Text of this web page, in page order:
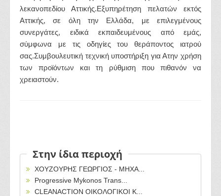
λεκανοπεδίου Αττικής.Εξυπηρέτηση πελατών εκτός
Αττικής, σε όλη την Ελλάδα, με επιλεγμένους
συνεργάτες, ειδικά εκπαιδευμένους από εμάς,
σύμφωνα με τις οδηγίες του θεράποντος ιατρού
σας.Συμβουλευτική τεχνική υποστήριξη για Ατην χρήση
των προϊόντων και τη ρύθμιση που πιθανόν να
χρειαστούν.
Στην ίδια περιοχή
ΧΟΥΖΟΥΡΗΣ ΓΕΩΡΓΙΟΣ - ΜΗΧΑ...
Progressive Mykonos Trans...
CLEANACTION ΟΙΚΟΛΟΓΙΚΟΙ Κ...